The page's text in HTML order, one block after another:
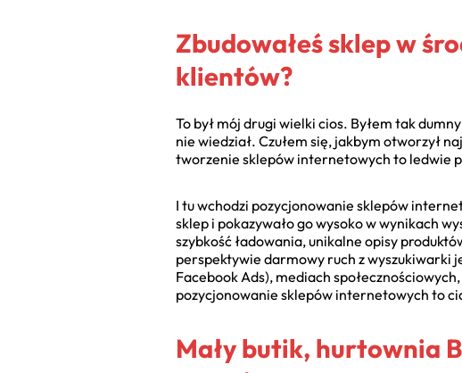
Zbudowałeś sklep w
klientów?
To był mój drugi wielki cios. Byłem tak
nie wiedział. Czułem się, jakbym otworzył
tworzenie sklepów internetowych to ledwie
I tu wchodzi pozycjonowanie sklepów
sklep i pokazywało go wysoko w wynikach
szybkość ładowania, unikalne opisy
perspektywie darmowy ruch z wyszukiwarki
Facebook Ads), mediach
pozycjonowanie sklepów internetowych to
Mały butik, hurtownia